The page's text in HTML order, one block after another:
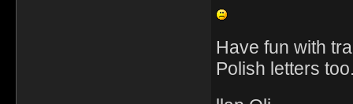
Have fun with
Polish letters